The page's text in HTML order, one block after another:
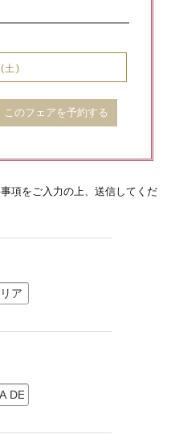
(土)
このフェアを予約する